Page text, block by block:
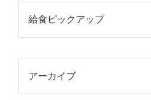
給食ピックアップ
アーカイブ